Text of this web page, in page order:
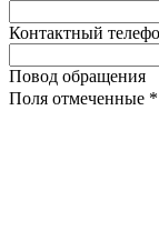
Контактный
Повод обращения
Поля отмеченные *